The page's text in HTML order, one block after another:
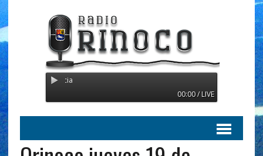
Radio Orinoco - Transmitiendo
00:00 / LIVE